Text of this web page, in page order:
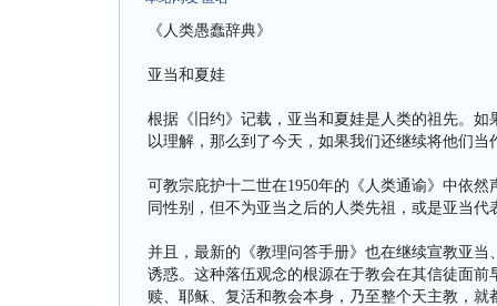
《人类愚蠢辞典》
亚当和夏娃
根据《旧约》记载，亚当和夏娃是人类的祖先。
以理解，那么到了今天，如果我们还继续将他们
可教宗庇护十二世在1950年的《人类通谕》中依
同性别，但不为亚当之后的人类先祖，或是亚当
并且，最新的《教理问答手册》也在继续宣教亚
诱惑。这种落伍观念的根源在于教会在其信徒面
赎、耶稣、复活和教会本身，乃至整个天主教，